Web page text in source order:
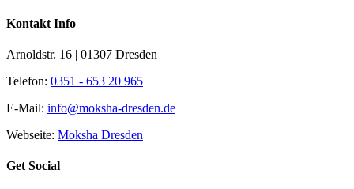
Kontakt Info
Arnoldstr. 16 | 01307 Dresden
Telefon: 0351 - 653 20 965
E-Mail: info@moksha-dresden.de
Webseite: Moksha Dresden
Get Social